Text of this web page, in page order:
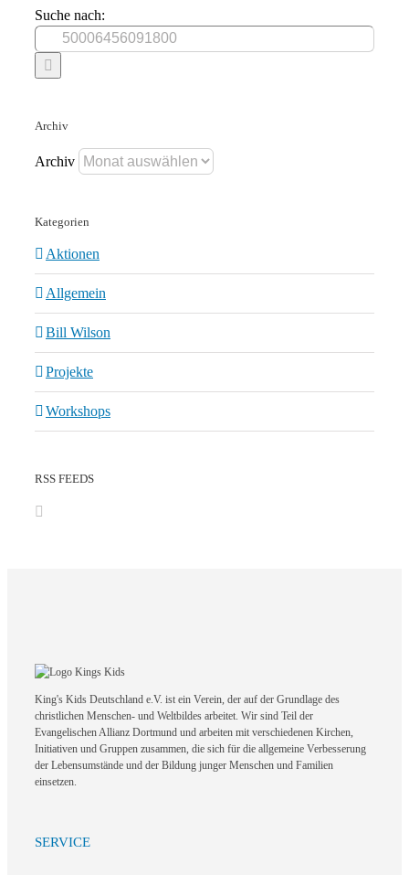
Suche nach:
Archiv
Archiv
Kategorien
Aktionen
Allgemein
Bill Wilson
Projekte
Workshops
RSS FEEDS
King's Kids Deutschland e.V. ist ein Verein, der auf der Grundlage des
christlichen Menschen- und Weltbildes arbeitet. Wir sind Teil der
Evangelischen Allianz Dortmund und arbeiten mit verschiedenen Kirchen,
Initiativen und Gruppen zusammen, die sich für die allgemeine Verbesserung
der Lebensumstände und der Bildung junger Menschen und Familien
einsetzen.
SERVICE